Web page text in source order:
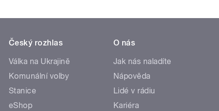
Český rozhlas
Válka na Ukrajině
Komunální volby
Stanice
eShop
O nás
Jak nás naladíte
Nápověda
Lidé v rádiu
Kariéra